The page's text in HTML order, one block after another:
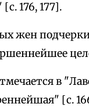
176, 177].
жен
в
[с.